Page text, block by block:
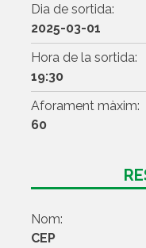
Dia de sortida:
2025-03-01
Hora de la sortida:
19:30
Aforament màxim:
60
Nom:
CEP